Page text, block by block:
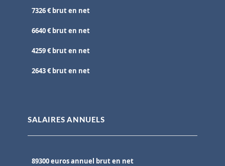
7326 € brut en net
6640 € brut en net
4259 € brut en net
2643 € brut en net
SALAIRES ANNUELS
89300 euros annuel brut en net